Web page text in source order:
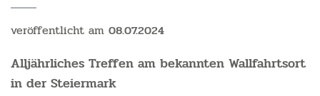
veröffentlicht am 08.07.2024
Alljährliches Treffen am bekannten Wallfahrtsort
in der Steiermark